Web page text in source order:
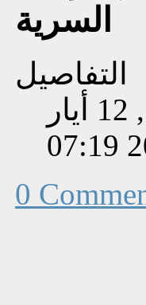
السرية
التفاصيل
تم إنشاءه بتاريخ الثلاثاء, 12 أيار
0